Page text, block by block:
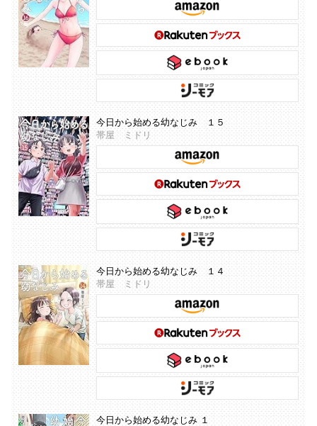
今日から始める幼なじみ １５
帯屋 ミドリ
今日から始める幼なじみ １４
帯屋 ミドリ
今日から始める幼なじみ １